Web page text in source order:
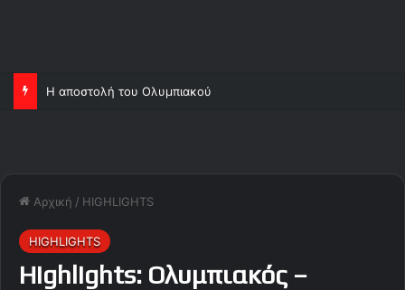
Η αποστολή του Ολυμπιακού
Αρχική / HIGHLIGHTS
HIGHLIGHTS
Highlights: Ολυμπιακός –